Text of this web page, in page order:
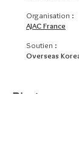
Organisation :
AJAC France
Soutien :
Overseas
Photos >